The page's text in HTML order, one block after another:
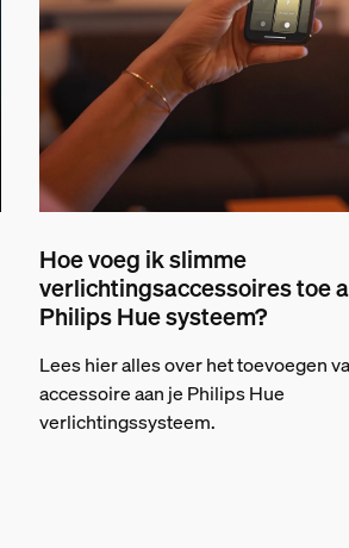
Hoe voeg ik slimme
verlichtingsaccessoires toe
Philips Hue systeem?
Lees hier alles over het toevoegen
accessoire aan je Philips Hue
verlichtingssysteem.